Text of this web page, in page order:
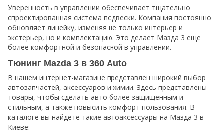
Уверенность в управлении обеспечивает тщательно
спроектированная система подвески. Компания постоянно
обновляет линейку, изменяя не только интерьер и
экстерьер, но и комплектацию. Это делает Мазда 3 еще
более комфортной и безопасной в управлении.
Тюнинг Mazda 3 в 360 Auto
В нашем интернет-магазине представлен широкий выбор
автозапчастей, аксессуаров и химии. Здесь представлены
товары, чтобы сделать авто более защищенным и
стильным, а также повысить комфорт пользования. В
каталоге вы найдете такие автоаксессуары на Мазда 3 в
Киеве: